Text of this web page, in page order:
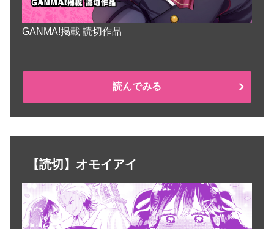
GANMA!掲載 読切作品
読んでみる
【読切】オモイアイ